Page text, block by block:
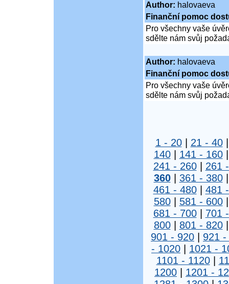
Author: halovaeva
Finanční pomoc
Pro všechny vaše
sdělte nám svůj
Author: halovaeva
Finanční pomoc
Pro všechny vaše
sdělte nám svůj
1 - 20| 21 - 40
140| 141 - 160
241 - 260| 261
360| 361 - 380
461 - 480| 481
580| 581 - 600
681 - 700| 701
800| 801 - 820
901 - 920
921 -
- 1020
1021 -
1101 - 1120|
1200
1201 -